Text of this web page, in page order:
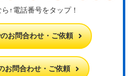
↑電話番号をタップ！
お問合わせ・ご依頼
お問合わせ・ご依頼